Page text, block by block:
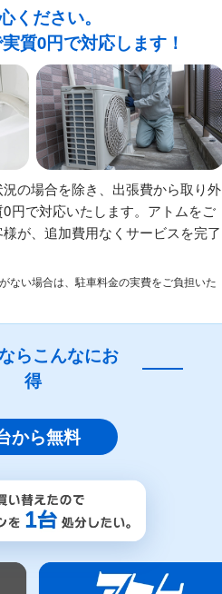
ください。
質0円で対応します！
の場合を除き、出張費から取り外
円で対応いたします。アトムをご
が、追加費用なくサービスを完了
ない場合は、駐車料金の実費をご負担いた
らこんなにお
得
から無料